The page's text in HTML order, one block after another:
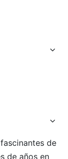
de
de años en